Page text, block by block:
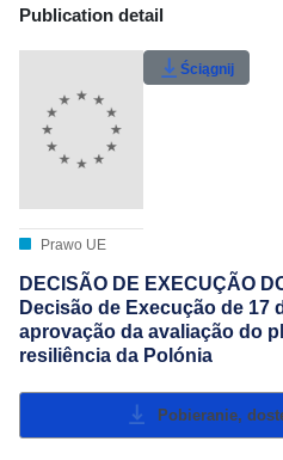
Publication Detail
Klasyfikacja użytkownika
Publication detail
Prawo UE
Ściągnij
DECISÃO DE EXECUÇÃO
Decisão de Execução de 17
aprovação da avaliação do
resiliência da Polónia
Pobieranie,